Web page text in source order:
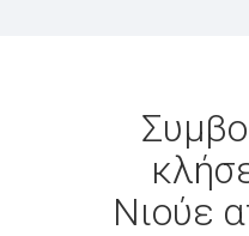
Νιούε